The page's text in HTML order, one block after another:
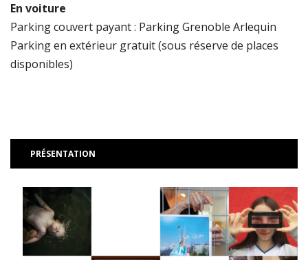
En voiture
Parking couvert payant : Parking Grenoble Arlequin
Parking en extérieur gratuit (sous réserve de places
disponibles)
PRÉSENTATION